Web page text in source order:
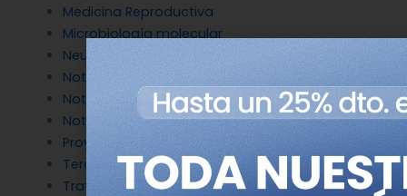
Medicina Reproductiva
Microbiología molecular
Neurociencia
Noticias de Genotipia
Noticias de investigación
Noticias patrocinadas
Proyectos
Terapia Génica
Tratamientos